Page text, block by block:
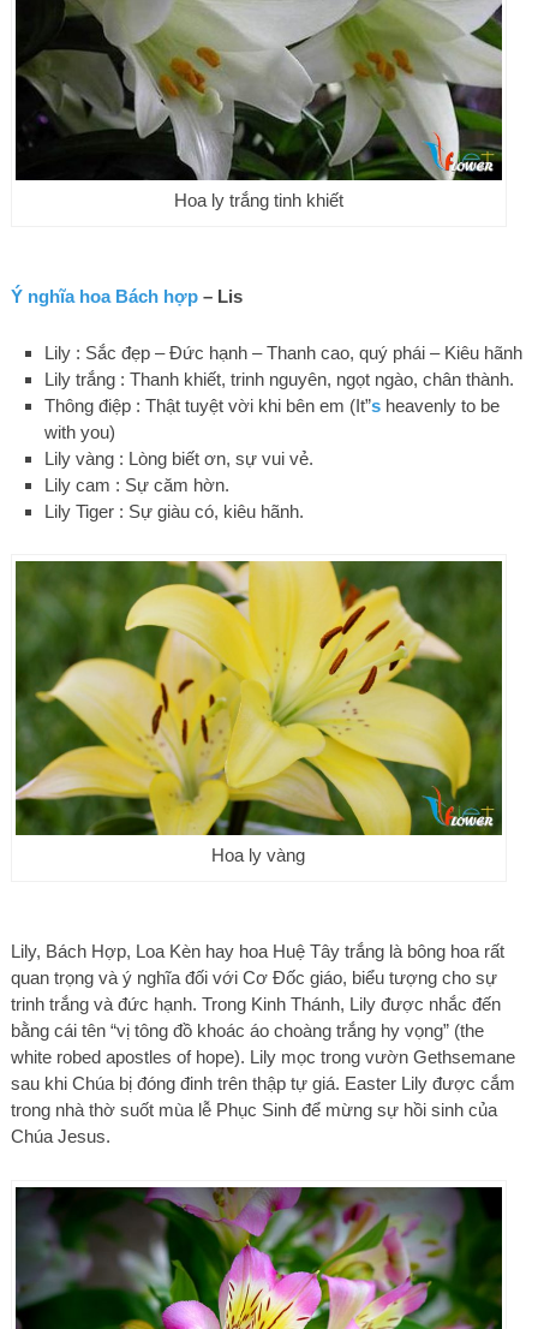
Hoa ly trắng tinh khiết
Ý nghĩa hoa Bách hợp– Lis
Lily : Sắc đẹp – Đức hạnh – Thanh cao, quý phái – Kiêu hãnh
Lily trắng : Thanh khiết, trinh nguyên, ngọt ngào, chân thành.
Thông điệp : Thật tuyệt vời khi bên em (It”s heavenly to be
with you)
Lily vàng : Lòng biết ơn, sự vui vẻ.
Lily cam : Sự căm hờn.
Lily Tiger : Sự giàu có, kiêu hãnh.
Hoa ly vàng
Lily, Bách Hợp, Loa Kèn hay hoa Huệ Tây trắng là bông hoa rất
quan trọng và ý nghĩa đối với Cơ Đốc giáo, biểu tượng cho sự
trinh trắng và đức hạnh. Trong Kinh Thánh, Lily được nhắc đến
bằng cái tên “vị tông đồ khoác áo choàng trắng hy vọng” (the
white robed apostles of hope). Lily mọc trong vườn Gethsemane
sau khi Chúa bị đóng đinh trên thập tự giá. Easter Lily được cắm
trong nhà thờ suốt mùa lễ Phục Sinh để mừng sự hồi sinh của
Chúa Jesus.